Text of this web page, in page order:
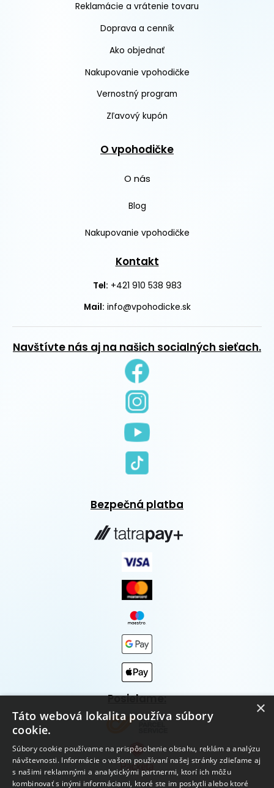
Reklamácie a vrátenie tovaru
Doprava a cenník
Ako objednať
Nakupovanie vpohodičke
Vernostný program
Zľavový kupón
O vpohodičke
O nás
Blog
Nakupovanie vpohodičke
Kontakt
Tel: +421 910 538 983
Mail: info@vpohodicke.sk
Navštívte nás aj na našich socialných sieťach.
Bezpečná platba
Posielame: ×
Táto webová lokalita používa súbory
cookie.
Súbory cookie používame na prispôsobenie obsahu, reklám a analýzu
návštevnosti. Informácie o vašom používaní našej stránky zdieľame aj
s našimi reklamnými a analytickými partnermi, ktorí ich môžu
kombinovať s inými informáciami, ktoré ste im poskytli alebo ktoré